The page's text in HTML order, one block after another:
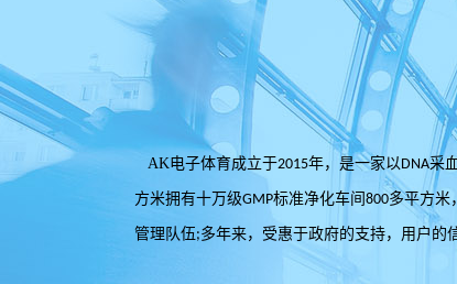
AK电子体育成立于2015年，是一家以DNA采
方米拥有十万级GMP标准净化车间 800多平方米
管理队伍;多年来，受惠于政府的支持，用户的